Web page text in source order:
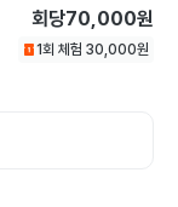
회당70,000원
1회 체험 30,000원